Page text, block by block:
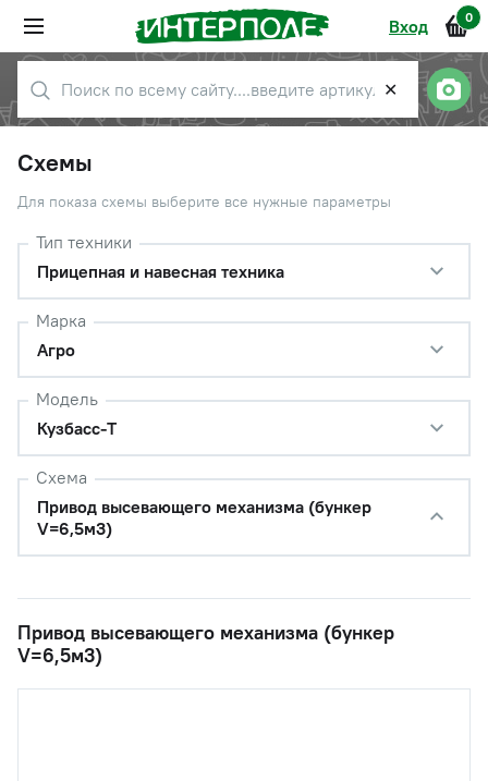
Вход 0
✕
Схемы
Для показа схемы выберите все нужные параметры
Тип техники
Прицепная и навесная техника
Марка
Агро
Модель
Кузбасс-Т
Схема
Привод высевающего механизма (бункер
V=6,5м3)
Привод высевающего механизма (бункер
V=6,5м3)